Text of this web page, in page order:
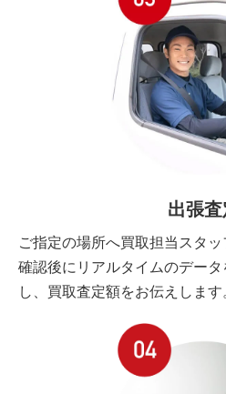
出張査
ご指定の場所へ買取担当スタ
確認後にリアルタイムのデー
し、買取査定額をお伝えします